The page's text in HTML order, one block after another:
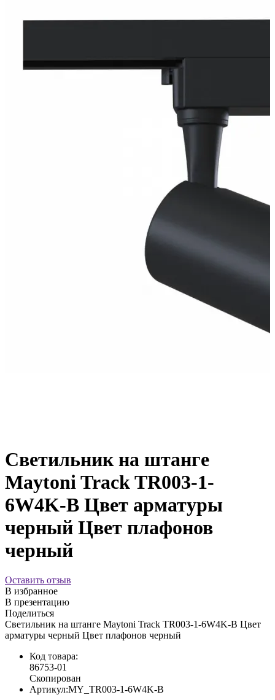
Светильник на штанге
Maytoni Track TR003-1-
6W4K-B Цвет арматуры
черный Цвет плафонов
черный
Оставить отзыв
В избранное
В презентацию
Поделиться
Светильник на штанге Maytoni Track TR003-1-6W4K-B Цвет
арматуры черный Цвет плафонов черный
Код товара:
86753-01
Скопирован
Артикул:MY_TR003-1-6W4K-B